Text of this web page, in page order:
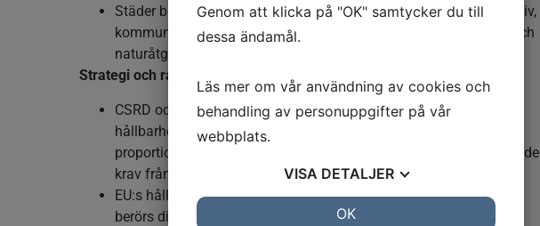
Städer blir genomförandeplattformar. Samverkan mellan näringsliv,
kommuner och samhälle blir avgörande för att omsätta klimat- och
naturåtgärder i praktiken.
Strategi och rapportering
CSRD och VSME blir vardag. Allt fler företag utvecklar sina
hållbarhetsrapporter, där valet av standard används för att skapa
proportionerlig struktur, tydligare fokus och förberedelse inför ökade
krav från kunder, ägare och finansiärer.
EU:s hållbarhetslagstiftning fortsätter att förändras. Fler företag
berörs direkt eller indirekt, vilket ökar behovet av systematisk
Genom att klicka på "OK" samtycker du till
dessa ändamål.
Läs mer om vår användning av cookies och
behandling av personuppgifter på vår
webbplats.
VISA DETALJER
OK